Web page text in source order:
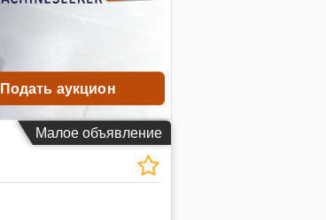
Подать аукцион
Малое объявление